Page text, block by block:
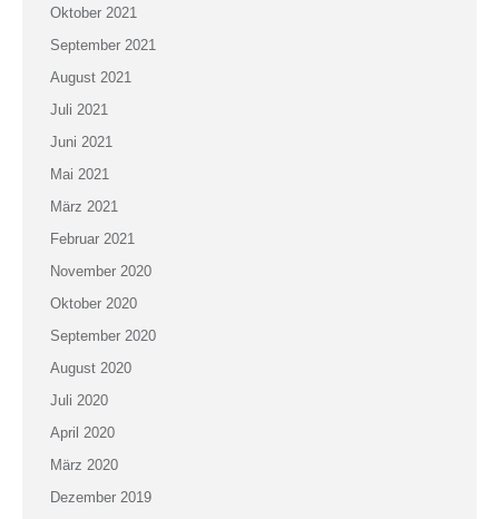
Oktober 2021
September 2021
August 2021
Juli 2021
Juni 2021
Mai 2021
März 2021
Februar 2021
November 2020
Oktober 2020
September 2020
August 2020
Juli 2020
April 2020
März 2020
Dezember 2019